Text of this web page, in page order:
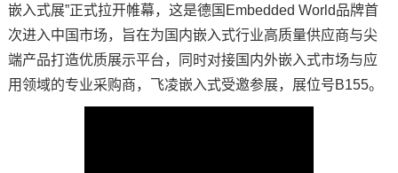
方案定制
天猫商城
态 讯
嵌入式展”正式拉开帷幕，这是德国Embedded World品牌首
次进入中国市场，旨在为国内嵌入式行业高质量供应商与尖
端产品打造优质展示平台，同时对接国内外嵌入式市场与应
用领域的专业采购商， 飞凌嵌入式受邀参展，展位号B155。